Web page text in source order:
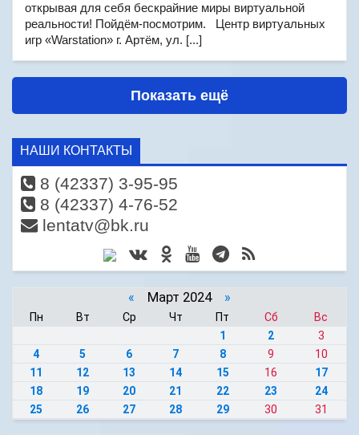
открывая для себя бескрайние миры виртуальной
реальности! Пойдём-посмотрим. Центр виртуальных
игр «Warstation» г. Артём, ул. [...]
Показать ещё
НАШИ КОНТАКТЫ
8 (42337) 3-95-95
8 (42337) 4-76-52
lentatv@bk.ru
« Март 2024 »
Пн Вт Ср Чт Пт Сб
Вс
1
2
3
4
5 6 7 8 9
10
11
12 13 14 15 16
17
18
19 20 21 22 23
24
25
26 27 28 29 30 31